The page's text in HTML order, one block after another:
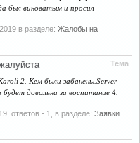
был виноватым и просил
в разделе: Жалобы на
Тема
2. Кем были забанены.Server
довольна за воспитание 4.
, ответов - 1, в разделе: Заявки